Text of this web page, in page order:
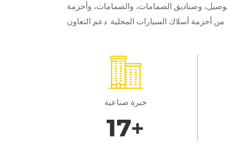
وصناديق الصمامات، والصمامات، وأحزمة
خبرة صناعية
20+